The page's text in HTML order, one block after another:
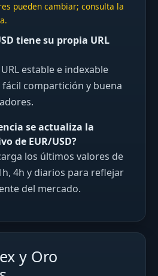
pueden cambiar; consulta la
tiene su propia URL
estable e indexable
compartición y buena
se actualiza la
de EUR/USD?
los últimos valores de
4h y diarios para reflejar
del mercado.
y Oro